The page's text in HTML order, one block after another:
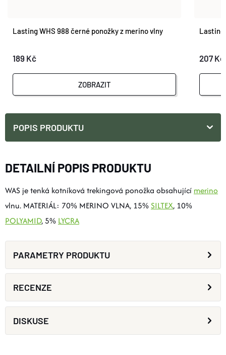
Lasting WHS 988 černé ponožky z merino vlny
189 Kč
ZOBRAZIT
Lasting
207 Kč
POPIS PRODUKTU
DETAILNÍ POPIS PRODUKTU
WAS je tenká kotníková trekingová ponožka obsahující merino
vlnu. MATERIÁL: 70% MERINO VLNA, 15% SILTEX, 10%
POLYAMID, 5% LYCRA
PARAMETRY PRODUKTU
RECENZE
DISKUSE